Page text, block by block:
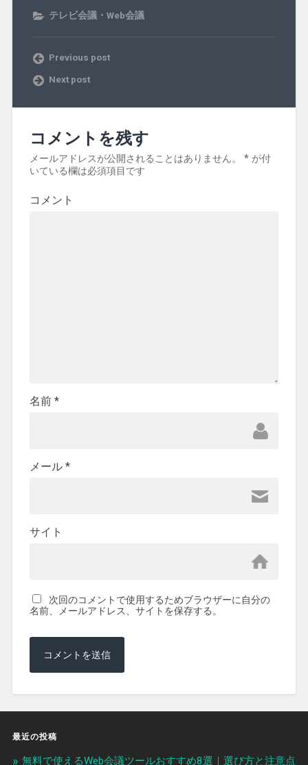
テレビ会議・Web会議
Previous post
Next post
コメントを残す
メールアドレスが公開されることはありません。 *が付
いている欄は必須項目です
コメント
名前 *
メール *
サイト
次回のコメントで使用するためブラウザーに自分の
名前、メールアドレス、サイトを保存する。
最近の投稿
無料で使えるWeb会議ツールおすすめ8選｜選び方と注意点